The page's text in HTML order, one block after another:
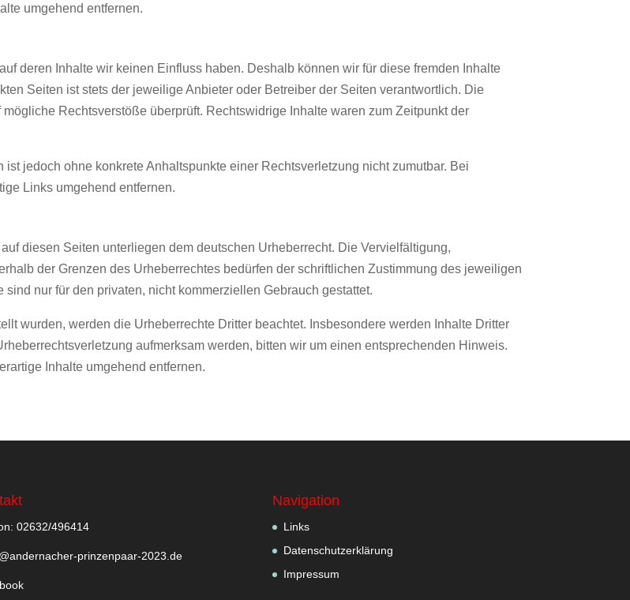
umgehend entfernen.
deren Inhalte wir keinen Einfluss haben. Deshalb können wir für diese fremden Inhalte
Seiten ist stets der jeweilige Anbieter oder Betreiber der Seiten verantwortlich. Die
Rechtsverstöße überprüft. Rechtswidrige Inhalte waren zum Zeitpunkt der
jedoch ohne konkrete Anhaltspunkte einer Rechtsverletzung nicht zumutbar. Bei
Links umgehend entfernen.
diesen Seiten unterliegen dem deutschen Urheberrecht. Die Vervielfältigung,
der Grenzen des Urheberrechtes bedürfen der schriftlichen Zustimmung des jeweiligen
nur für den privaten, nicht kommerziellen Gebrauch gestattet.
wurden, werden die Urheberrechte Dritter beachtet. Insbesondere werden Inhalte Dritter
aufmerksam werden, bitten wir um einen entsprechenden Hinweis.
Inhalte umgehend entfernen.
02632/496414
prinzenpaar-2023.de
Navigation
Links
Datenschutzerklärung
Impressum